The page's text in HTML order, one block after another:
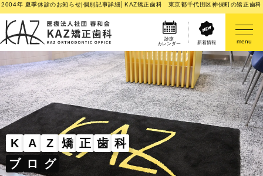
2004年 夏季休診のお知らせ|個別記事詳細│KAZ矯正歯科 東京都千代田区神保町の矯正歯科
診療
カレンダー
新着情報 menu
K A Z 矯 正 歯 科
ブ ロ グ
医院案内
矯正歯科治療のご案内
矯正装置のご紹介
その他